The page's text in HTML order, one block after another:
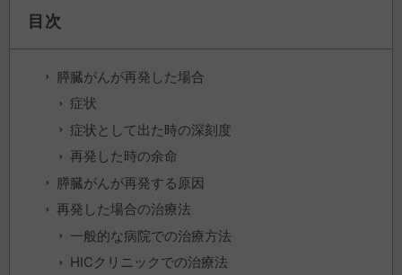
目次
膵臓がんが再発した場合
症状
症状として出た時の深刻度
再発した時の余命
膵臓がんが再発する原因
再発した場合の治療法
一般的な病院での治療方法
HICクリニックでの治療法